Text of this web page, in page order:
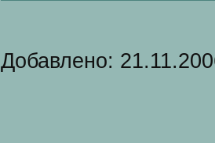
Добавлено: